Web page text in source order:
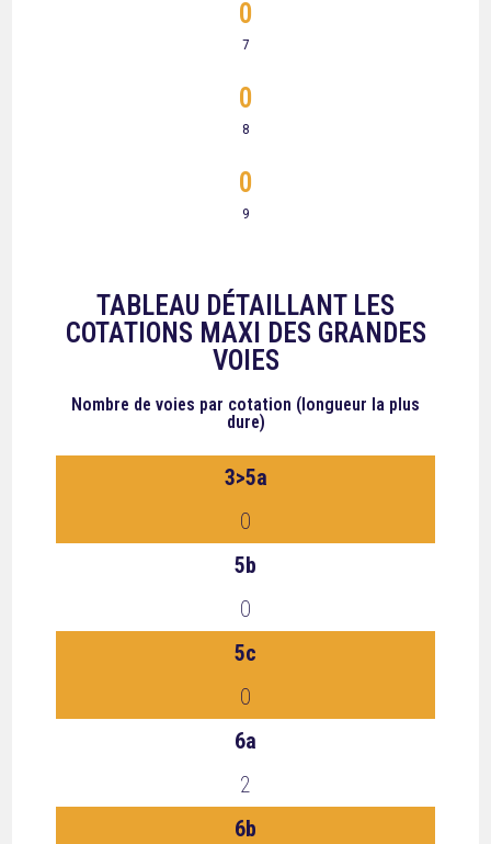
7
0
8
0
9
0
TABLEAU DÉTAILLANT LES
COTATIONS MAXI DES GRANDES
VOIES
Nombre de voies par cotation (longueur la plus
dure)
3>5a
0
5b
0
5c
0
6a
2
6b